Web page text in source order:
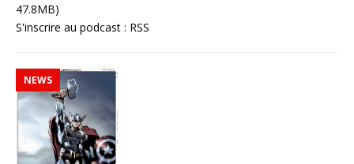
47.8MB)
S'inscrire au podcast : RSS
NEWS